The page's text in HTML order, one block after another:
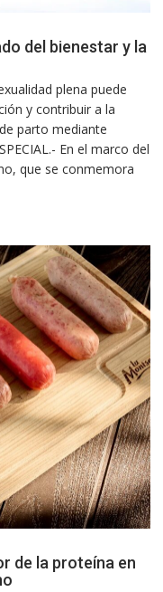
del bienestar y la
plena puede
y contribuir a la
parto mediante
En el marco del
que se conmemora
de la proteína en